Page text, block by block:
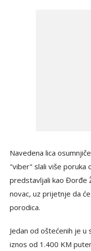
Navedena lica
"viber" slali više poruka
predstavljali kao Đorđe
novac, uz prijetnje da
porodica.
Jedan od oštećenih je
iznos od 1.400 KM